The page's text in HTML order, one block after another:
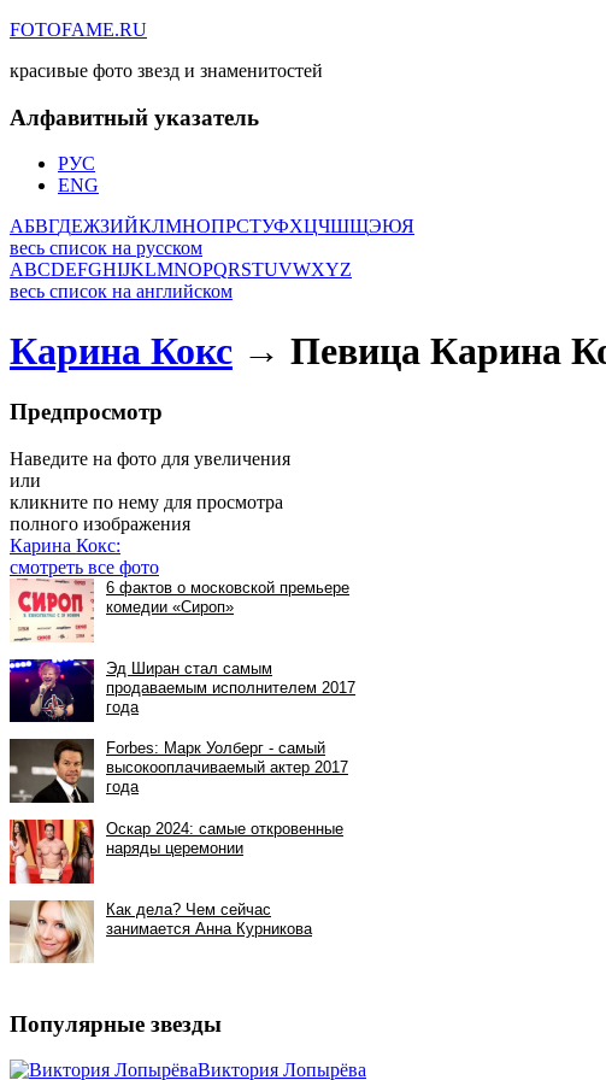
FOTOFAME.RU
красивые фото звезд и знаменитостей
Алфавитный указатель
РУС
ENG
АБВГДЕЖЗИЙКЛМНОПРСТУФХЦЧШЩЭЮЯ
весь список на русском
ABCDEFGHIJKLMNOPQRSTUVWXYZ
весь список на английском
Карина Кокс → Певица Карина
Предпросмотр
Наведите на фото для увеличения
или
кликните по нему для просмотра
полного изображения
Карина Кокс:
смотреть все фото
Популярные звезды
Виктория Лопырёва